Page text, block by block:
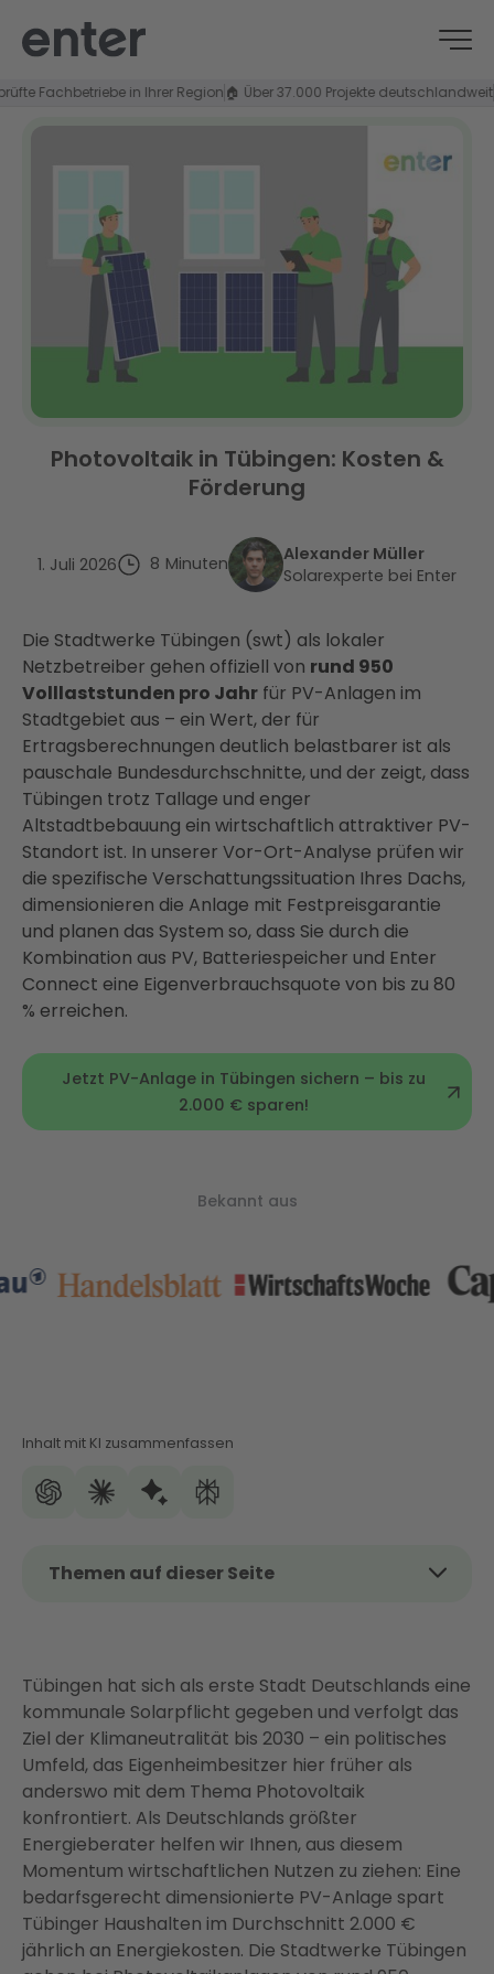
in Ihrer Region🏠 Über 37.000 Projekte deutschlandweit⭐
Photovoltaik in Tübingen: Kosten &
Förderung
1. Juli 2026 8 Minuten
Alexander Müller
Solarexperte bei Enter
Die Stadtwerke Tübingen (swt) als lokaler
Netzbetreiber gehen offiziell von rund 950
Volllaststunden pro Jahr für PV-Anlagen im
Stadtgebiet aus – ein Wert, der für
Ertragsberechnungen deutlich belastbarer ist als
pauschale Bundesdurchschnitte, und der zeigt, dass
Tübingen trotz Tallage und enger
Altstadtbebauung ein wirtschaftlich attraktiver PV-
Standort ist. In unserer Vor-Ort-Analyse prüfen wir
die spezifische Verschattungssituation Ihres Dachs,
dimensionieren die Anlage mit Festpreisgarantie
und planen das System so, dass Sie durch die
Kombination aus PV, Batteriespeicher und Enter
Connect eine Eigenverbrauchsquote von bis zu 80
% erreichen.
Jetzt PV-Anlage in Tübingen sichern – bis zu
2.000 € sparen!
Bekannt aus
Inhalt mit KI zusammenfassen
Themen auf dieser Seite
Was kostet eine PV-Anlage in Tübingen?
Förderung und Steuervorteile für PV-Anlagen in
Tübingen (Stand Juli 2026)
Solarpflicht in Tübingen und Baden-Württemberg:
Was Sie wissen müssen
Eigenverbrauch maximieren: So holen Sie das
Maximum aus Ihrer PV-Anlage
Netzanmeldung und Inbetriebnahme bei den
Stadtwerken Tübingen
Photovoltaik in Tübingen: Ihr Weg zur eigenen PV-
Tübingen hat sich als erste Stadt Deutschlands eine
kommunale Solarpflicht gegeben und verfolgt das
Ziel der Klimaneutralität bis 2030 – ein politisches
Umfeld, das Eigenheimbesitzer hier früher als
anderswo mit dem Thema Photovoltaik
konfrontiert. Als Deutschlands größter
Energieberater helfen wir Ihnen, aus diesem
Momentum wirtschaftlichen Nutzen zu ziehen: Eine
bedarfsgerecht dimensionierte PV-Anlage spart
Tübinger Haushalten im Durchschnitt 2.000 €
jährlich an Energiekosten. Die Stadtwerke Tübingen